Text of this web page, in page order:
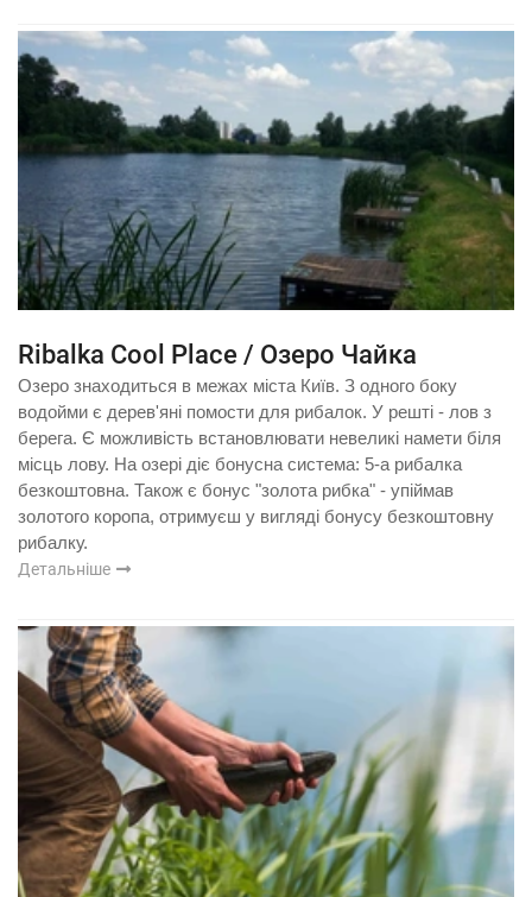
Ribalka Cool Place / Озеро Чайка
Озеро знаходиться в межах міста Київ. З одного боку
водойми є дерев'яні помости для рибалок. У решті - лов з
берега. Є можливість встановлювати невеликі намети біля
місць лову. На озері діє бонусна система: 5-а рибалка
безкоштовна. Також є бонус "золота рибка" - упіймав
золотого коропа, отримуєш у вигляді бонусу безкоштовну
рибалку.
Детальніше